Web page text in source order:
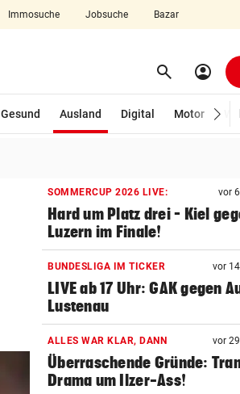
Immosuche Jobsuche Bazar
search Suchen
account_circle
Gesund Ausland
Digital
Motor
SOMMERCUP 2026 LIVE: vor
Hard um Platz drei – Kiel
Luzern im Finale!
BUNDESLIGA IM TICKER vor
LIVE ab 17 Uhr: GAK gegen
Lustenau
ALLES WAR KLAR, DANN vor
Überraschende Gründe:
Drama um Ilzer-Ass!